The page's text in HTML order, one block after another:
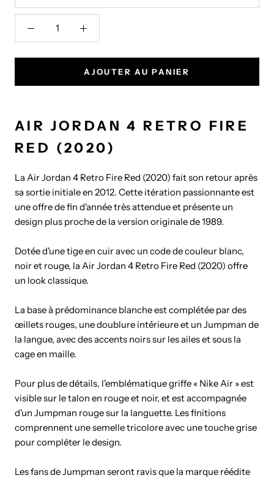
AJOUTER AU PANIER
AIR JORDAN 4 RETRO FIRE
RED (2020)
La Air Jordan 4 Retro Fire Red (2020) fait son retour après
sa sortie initiale en 2012. Cette itération passionnante est
une offre de fin d'année très attendue et présente un
design plus proche de la version originale de 1989.
Dotée d'une tige en cuir avec un code de couleur blanc,
noir et rouge, la Air Jordan 4 Retro Fire Red (2020) offre
un look classique.
La base à prédominance blanche est complétée par des
œillets rouges, une doublure intérieure et un Jumpman de
la langue, avec des accents noirs sur les ailes et sous la
cage en maille.
Pour plus de détails, l'emblématique griffe « Nike Air » est
visible sur le talon en rouge et noir, et est accompagnée
d'un Jumpman rouge sur la languette. Les finitions
comprennent une semelle tricolore avec une touche grise
pour compléter le design.
Les fans de Jumpman seront ravis que la marque réédite